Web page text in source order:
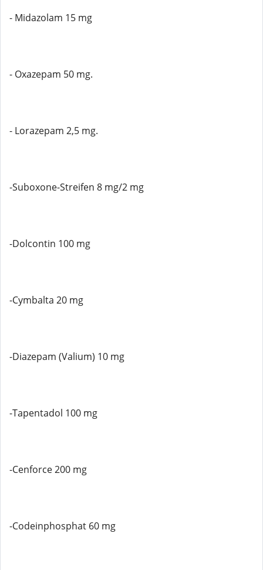
- Midazolam 15 mg
- Oxazepam 50 mg.
- Lorazepam 2,5 mg.
-Suboxone-Streifen 8 mg/2 mg
-Dolcontin 100 mg
-Cymbalta 20 mg
-Diazepam (Valium) 10 mg
-Tapentadol 100 mg
-Cenforce 200 mg
-Codeinphosphat 60 mg